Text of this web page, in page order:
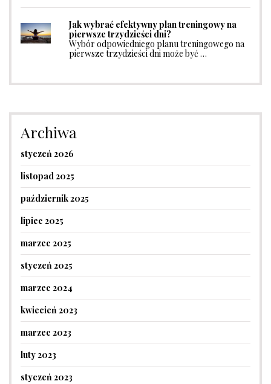
Jak wybrać efektywny plan treningowy na
pierwsze trzydzieści dni?
Wybór odpowiedniego planu treningowego na
pierwsze trzydzieści dni może być …
Archiwa
styczeń 2026
listopad 2025
październik 2025
lipiec 2025
marzec 2025
styczeń 2025
marzec 2024
kwiecień 2023
marzec 2023
luty 2023
styczeń 2023